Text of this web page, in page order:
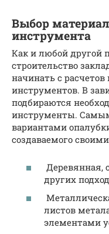
Выбор
инструмента
Как и любой другой
строительство
начинать с
инструментов. В
подбираются
инструменты.
вариантами
создаваемого
Деревянная,
других
листов
элементами